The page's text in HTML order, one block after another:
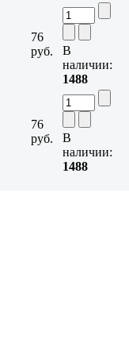
76
руб.
В
наличии:
1488
76
руб.
В
наличии:
1488